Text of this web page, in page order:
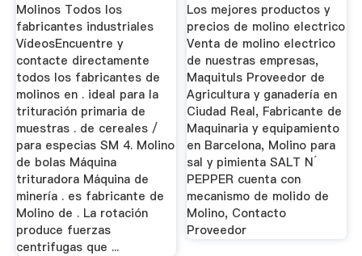
Molinos Todos los
fabricantes industriales
VídeosEncuentre y
contacte directamente
todos los fabricantes de
molinos en . ideal para la
trituración primaria de
muestras . de cereales /
para especias SM 4. Molino
de bolas Máquina
trituradora Máquina de
minería . es fabricante de
Molino de . La rotación
produce fuerzas
centrifugas que ...
Los mejores productos y
precios de molino electrico
Venta de molino electrico
de nuestras empresas,
Maquituls Proveedor de
Agricultura y ganadería en
Ciudad Real, Fabricante de
Maquinaria y equipamiento
en Barcelona, Molino para
sal y pimienta SALT N´
PEPPER cuenta con
mecanismo de molido de
Molino, Contacto
Proveedor